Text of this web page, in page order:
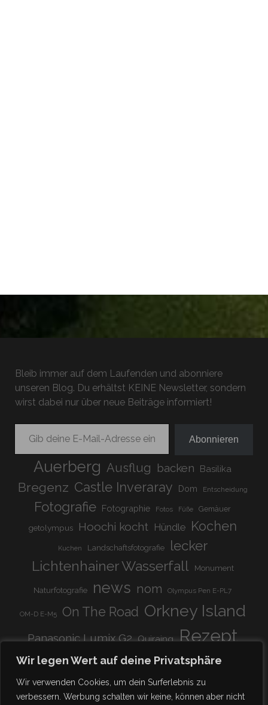
Wir legen Wert auf deine Privatsphäre
Wir verwenden Cookies, um dein Surferlebnis zu
verbessern. Werbung schalten wir keine, können aber nicht
Bleib immer auf dem Laufenden und abonniere
unseren Blog. Du erhältst KEINE Newsletter, sondern
wirst dabei nur über neue Beiträge informiert!
Gib deine E-Mail-Adresse ein ...
Abonnieren
Auerberg Ausflug backen Basilika
Bregenz Castle Inveraray Dom Entscheidung
Fotografie Fotographie Fotos Füße Gemäuer
getolympus Hoochi kocht Hündle Kochen
Kuchen Landschaftsfotografie lecker
Lichtenhainer Wasserfall Monument
Naturfotografie news nom Olympus Pen E-PL7
OM-D E-M5 On The Road Orkney Island
Panasonic Lumix G2 Quiraing Rezept
Rundreise schnell & einfach Scotland
Stadion super lecker Systemkamera
vegetarisch Viadukt weitnau woooohoooo!!!!